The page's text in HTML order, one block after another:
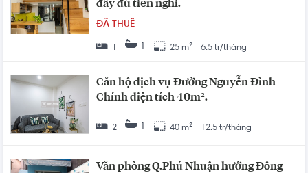
đầy đủ tiện nghi.
ĐÃ THUÊ
1 25 m² 6.5 tr/tháng
Căn hộ dịch vụ Đường Nguyễn Đình
Chính diện tích 40m².
2 1 40 m² 12.5 tr/tháng
Văn phòng Q.Phú Nhuận hướng Đông